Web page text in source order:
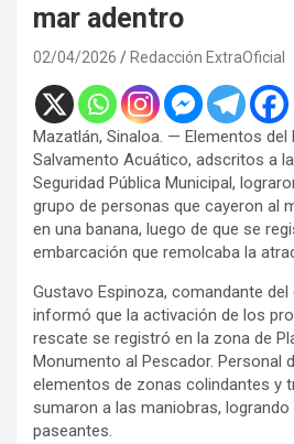
mar adentro
02/04/2026 Redacción ExtraOficial
Mazatlán, Sinaloa. — Elementos del
Salvamento Acuático, adscritos a
Seguridad Pública Municipal,
grupo de personas que cayeron al
en una banana, luego de que se
embarcación que remolcaba la
Gustavo Espinoza, comandante del
informó que la activación de los
rescate se registró en la zona de
Monumento al Pescador. Personal
elementos de zonas colindantes y
sumaron a las maniobras,
paseantes.